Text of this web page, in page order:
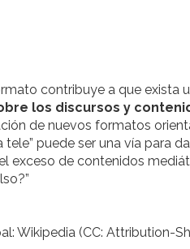
contribuye a que exista
los discursos y
de nuevos formatos
puede ser una vía para
exceso de contenidos
Wikipedia (CC: Attribution-